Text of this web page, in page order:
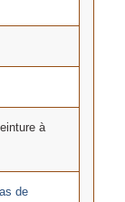
à
de